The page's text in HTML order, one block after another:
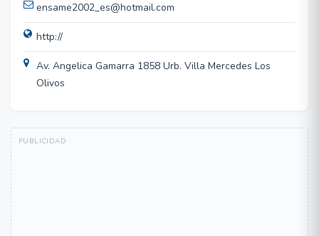
ensame2002_es@hotmail.com
http://
Av. Angelica Gamarra 1858 Urb. Villa Mercedes Los
Olivos